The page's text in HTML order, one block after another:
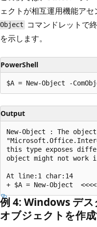
ェクトが相互運用機能アセ
Object
コマンドレットで
を示します。
PowerShell
Output
New-Object : The
this type exposes
object might not work
At line:1 char:14
例 4: Windows デ
オブジェクトを作